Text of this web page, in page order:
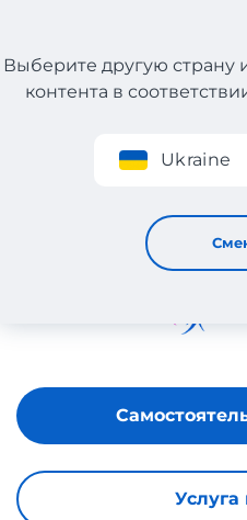
Регистрация
Выберите другую страну
контента в
Ukraine
DENIZLI TEKSTILEVI
Услуга